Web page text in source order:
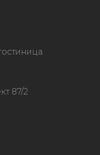
87/2